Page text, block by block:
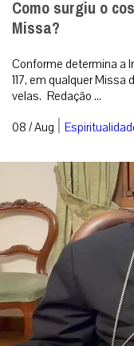
Como surgiu o
Missa?
Conforme determina a
117, em qualquer
velas. Redação ...
08 / Aug |